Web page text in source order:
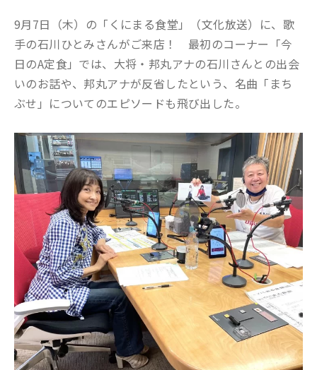
9月7日（木）の「くにまる食堂」（文化放送）に、歌
手の石川ひとみさんがご来店！ 最初のコーナー「今
日のA定食」では、大将・邦丸アナの石川さんとの出会
いのお話や、邦丸アナが反省したという、名曲「まち
ぶせ」についてのエピソードも飛び出した。